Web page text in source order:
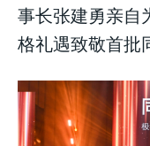
事长张建勇亲自
格礼遇致敬首批